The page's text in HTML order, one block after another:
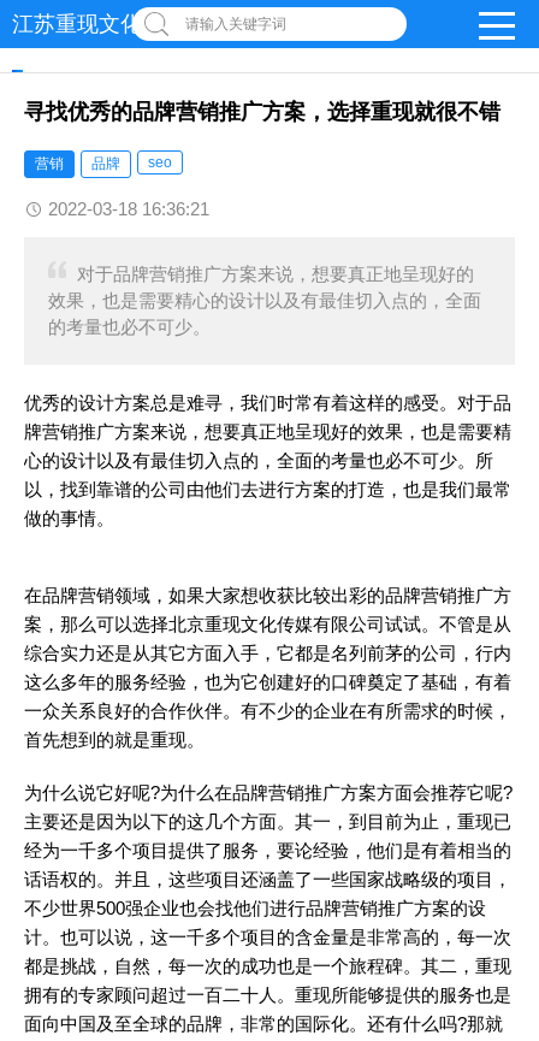
江苏重现文化发展有限公司
请输入关键字词
寻找优秀的品牌营销推广方案，选择重现就很不错
营销 品牌 seo
2022-03-18 16:36:21
对于品牌营销推广方案来说，想要真正地呈现好的
效果，也是需要精心的设计以及有最佳切入点的，全面
的考量也必不可少。
优秀的设计方案总是难寻，我们时常有着这样的感受。对于品
牌营销推广方案来说，想要真正地呈现好的效果，也是需要精
心的设计以及有最佳切入点的，全面的考量也必不可少。所
以，找到靠谱的公司由他们去进行方案的打造，也是我们最常
做的事情。
在品牌营销领域，如果大家想收获比较出彩的品牌营销推广方
案，那么可以选择北京重现文化传媒有限公司试试。不管是从
综合实力还是从其它方面入手，它都是名列前茅的公司，行内
这么多年的服务经验，也为它创建好的口碑奠定了基础，有着
一众关系良好的合作伙伴。有不少的企业在有所需求的时候，
首先想到的就是重现。
为什么说它好呢?为什么在品牌营销推广方案方面会推荐它呢?
主要还是因为以下的这几个方面。其一，到目前为止，重现已
经为一千多个项目提供了服务，要论经验，他们是有着相当的
话语权的。并且，这些项目还涵盖了一些国家战略级的项目，
不少世界500强企业也会找他们进行品牌营销推广方案的设
计。也可以说，这一千多个项目的含金量是非常高的，每一次
都是挑战，自然，每一次的成功也是一个旅程碑。其二，重现
拥有的专家顾问超过一百二十人。重现所能够提供的服务也是
面向中国及至全球的品牌，非常的国际化。还有什么吗?那就